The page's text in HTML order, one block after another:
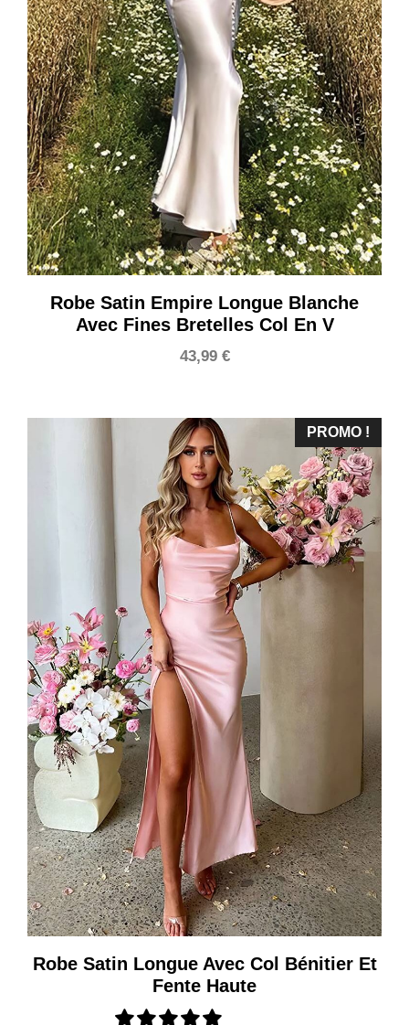
Robe Satin Empire Longue Blanche
Avec Fines Bretelles Col En V
43,99 €
PROMO !
Robe Satin Longue Avec Col Bénitier Et
Fente Haute